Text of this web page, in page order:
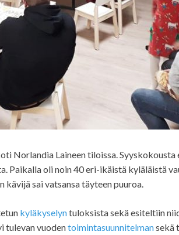
Norlandia Laineen tiloissa. Syyskokousta
Paikalla oli noin 40 eri-ikäistä kyläläistä
sai vatsansa täyteen puuroa.
kyläkyselyntuloksista sekä esiteltiin
tulevan vuodentoimintasuunnitelmansekä